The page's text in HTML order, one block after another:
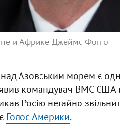
и Африке Джеймс Фогго
над Азовським морем є
командувач ВМС
Росію негайно
Голос Америки.